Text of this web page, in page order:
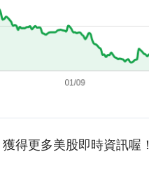
得更多美股即時資訊喔！